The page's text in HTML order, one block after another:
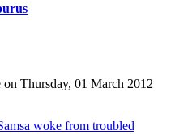
on Thursday, 01 March 2012
woke from troubled